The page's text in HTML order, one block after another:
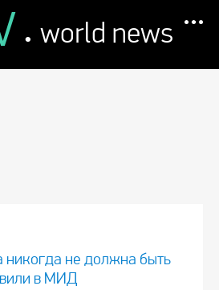
. world news
никогда не должна быть
в МИД